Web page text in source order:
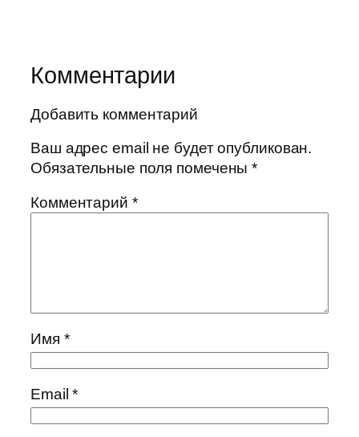
Комментарии
Добавить комментарий
Ваш адрес email не будет опубликован.
Обязательные поля помечены*
Комментарий *
Имя *
Email*